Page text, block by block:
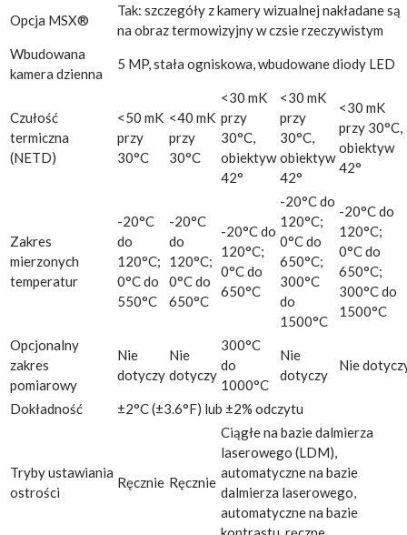
Opcja MSX®
Tak: szczegóły z kamery wizualnej nakładane są
na obraz termowizyjny w czsie rzeczywistym
Wbudowana
kamera dzienna
5 MP, stała ogniskowa, wbudowane diody LED
Czułość
termiczna
(NETD)
<50 mK
przy
30°C
<40 mK
przy
30°C
<30 mK
przy
30°C,
obiektyw
42°
<30 mK
przy
30°C,
obiektyw
42°
<30 mK
przy 30°C,
obiektyw
42°
Zakres
mierzonych
temperatur
-20°C
do
120°C;
0°C do
550°C
-20°C
do
120°C;
0°C do
650°C
-20°C do
120°C;
0°C do
650°C
-20°C do
120°C;
0°C do
650°C;
300°C
do
1500°C
-20°C do
120°C;
0°C do
650°C;
300°C do
1500°C
Opcjonalny
zakres
pomiarowy
Nie
dotyczy
Nie
dotyczy
300°C
do
1000°C
Nie
dotyczy
Nie
Dokładność ±2°C (±3.6°F) lub ±2% odczytu
Tryby ustawiania
ostrości
Ręcznie Ręcznie
Ciągłe na bazie dalmierza
laserowego (LDM),
automatyczne na bazie
dalmierza laserowego,
automatyczne na bazie